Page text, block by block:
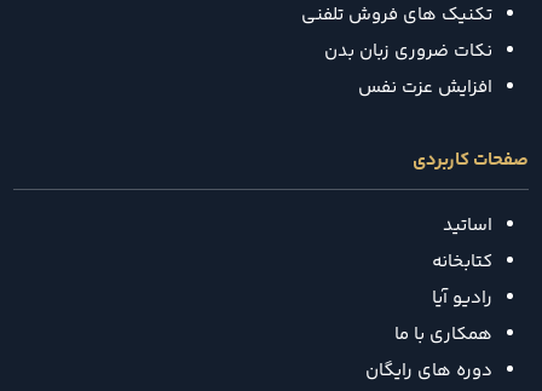
تکنیک‌ های فروش تلفنی
نکات ضروری زبان بدن
افزایش عزت نفس
صفحات کاربردی
اساتید
کتابخانه
رادیو آیا
همکاری با ما
دوره های رایگان